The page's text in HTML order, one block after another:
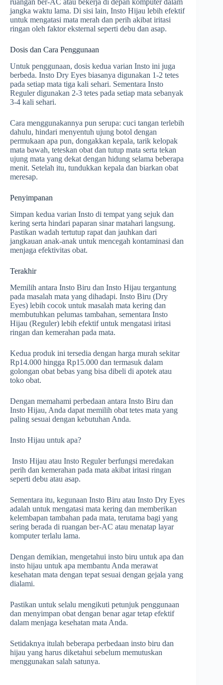
ruangan ber-AC atau bekerja di depan komputer dalam
jangka waktu lama. Di sisi lain, Insto Hijau lebih efektif
untuk mengatasi mata merah dan perih akibat iritasi
ringan oleh faktor eksternal seperti debu dan asap.
Dosis dan Cara Penggunaan
Untuk penggunaan, dosis kedua varian Insto ini juga
berbeda. Insto Dry Eyes biasanya digunakan 1-2 tetes
pada setiap mata tiga kali sehari. Sementara Insto
Reguler digunakan 2-3 tetes pada setiap mata sebanyak
3-4 kali sehari.
Cara menggunakannya pun serupa: cuci tangan terlebih
dahulu, hindari menyentuh ujung botol dengan
permukaan apa pun, dongakkan kepala, tarik kelopak
mata bawah, teteskan obat dan tutup mata serta tekan
ujung mata yang dekat dengan hidung selama beberapa
menit. Setelah itu, tundukkan kepala dan biarkan obat
meresap.
Penyimpanan
Simpan kedua varian Insto di tempat yang sejuk dan
kering serta hindari paparan sinar matahari langsung.
Pastikan wadah tertutup rapat dan jauhkan dari
jangkauan anak-anak untuk mencegah kontaminasi dan
menjaga efektivitas obat.
Terakhir
Memilih antara Insto Biru dan Insto Hijau tergantung
pada masalah mata yang dihadapi. Insto Biru (Dry
Eyes) lebih cocok untuk masalah mata kering dan
membutuhkan pelumas tambahan, sementara Insto
Hijau (Reguler) lebih efektif untuk mengatasi iritasi
ringan dan kemerahan pada mata.
Kedua produk ini tersedia dengan harga murah sekitar
Rp14.000 hingga Rp15.000 dan termasuk dalam
golongan obat bebas yang bisa dibeli di apotek atau
toko obat.
Dengan memahami perbedaan antara Insto Biru dan
Insto Hijau, Anda dapat memilih obat tetes mata yang
paling sesuai dengan kebutuhan Anda.
Insto Hijau untuk apa?
Insto Hijau atau Insto Reguler berfungsi meredakan
perih dan kemerahan pada mata akibat iritasi ringan
seperti debu atau asap.
Sementara itu, kegunaan Insto Biru atau Insto Dry Eyes
adalah untuk mengatasi mata kering dan memberikan
kelembapan tambahan pada mata, terutama bagi yang
sering berada di ruangan ber-AC atau menatap layar
komputer terlalu lama.
Dengan demikian, mengetahui insto biru untuk apa dan
insto hijau untuk apa membantu Anda merawat
kesehatan mata dengan tepat sesuai dengan gejala yang
dialami.
Pastikan untuk selalu mengikuti petunjuk penggunaan
dan menyimpan obat dengan benar agar tetap efektif
dalam menjaga kesehatan mata Anda.
Setidaknya itulah beberapa perbedaan insto biru dan
hijau yang harus diketahui sebelum memutuskan
menggunakan salah satunya.